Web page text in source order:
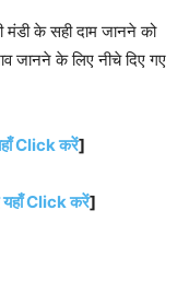
के सही दाम जानने को
जानने के लिए नीचे दिए गए
Click करें]
यहाँ Click करें]